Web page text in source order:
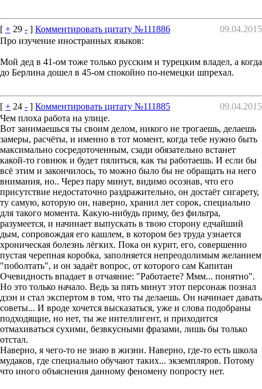
[ + 29 - ] Комментировать цитату №111886
09.04.2015
Про изучение иностранных языков:
Мой дед в 41-ом тоже только русским и турецким владел, а когда
до Берлина дошел в 45-ом спокойно по-немецки шпрехал.
[ + 24 - ] Комментировать цитату №111885
09.04.2015
Чем плоха работа на улице.
Вот занимаешься ты своим делом, никого не трогаешь, делаешь
замеры, расчёты, и именно в тот момент, когда тебе нужно быть
максимально сосредоточенным, сзади обязательно встанет
какой-то говнюк и будет пялиться, как ты работаешь. И если бы
всё этим и закончилось, то можно было бы не обращать на него
внимания, но.. Через пару минут, видимо осознав, что его
присутствие недостаточно раздражительно, он достаёт сигарету,
ту самую, которую он, наверно, хранил лет сорок, специально
для такого момента. Какую-нибудь приму, без фильтра,
разумеется, и начинает выпускать в твою сторону едчайший
дым, сопровождая его кашлем, в котором без труда узнается
хроническая болезнь лёгких. Пока он курит, его, совершенно
пустая черепная коробка, заполняется непреодолимым желанием
"поболтать", и он задаёт вопрос, от которого сам Капитан
Очевидность впадает в отчаяние: "Работаете? Ммм... понятно".
Но это только начало. Ведь за пять минут этот персонаж познал
дзэн и стал экспертом в том, что ты делаешь. Он начинает давать
советы... И вроде хочется высказаться, уже и слова подобраны
подходящие, но нет, ты же интеллигент, и приходится
отмахиваться сухими, безвкусными фразами, лишь бы только
отстал.
Наверно, я чего-то не знаю в жизни. Наверно, где-то есть школа
мудаков, где специально обучают таких... экземпляров. Потому
что иного объяснения данному феномену попросту нет.